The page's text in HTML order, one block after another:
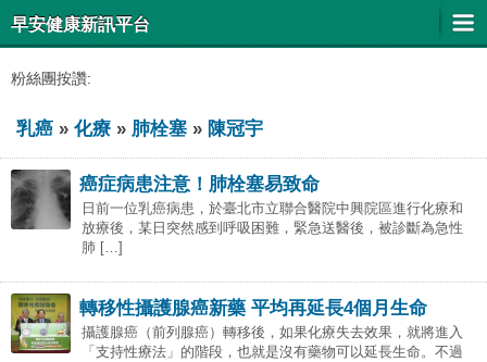
早安健康新訊平台
粉絲團按讚:
乳癌 » 化療 » 肺栓塞 » 陳冠宇
癌症病患注意！肺栓塞易致命
日前一位乳癌病患，於臺北市立聯合醫院中興院區進行化療和
放療後，某日突然感到呼吸困難，緊急送醫後，被診斷為急性
肺 […]
轉移性攝護腺癌新藥 平均再延長4個月生命
攝護腺癌（前列腺癌）轉移後，如果化療失去效果，就將進入
「支持性療法」的階段，也就是沒有藥物可以延長生命。不過